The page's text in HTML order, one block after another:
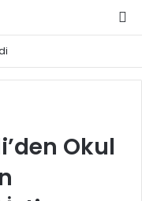
Okul